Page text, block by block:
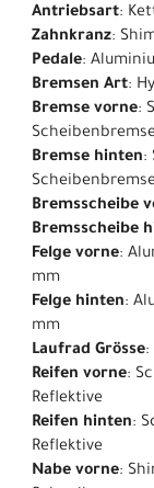
Antriebsart:
Zahnkranz:
Pedale:
Bremsen Art:
Bremse vorne:
Bremse hinten:
Bremsscheibe
Bremsscheibe
Felge vorne:
mm
Felge hinten:
mm
Laufrad Grösse:
Reifen vorne:
Reflektive
Reifen hinten:
Reflektive
Nabe vorne: